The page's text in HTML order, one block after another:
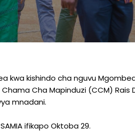
kwa kishindo cha nguvu
Cha Mapinduzi (CCM) Rais
mnadani.
ifikapo Oktoba 29.